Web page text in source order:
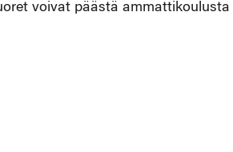
voivat päästä ammattikoulusta